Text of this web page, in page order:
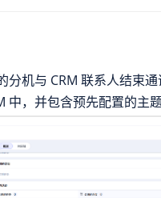
分机与 CRM 联系人结束
中，并包含预先配置的主